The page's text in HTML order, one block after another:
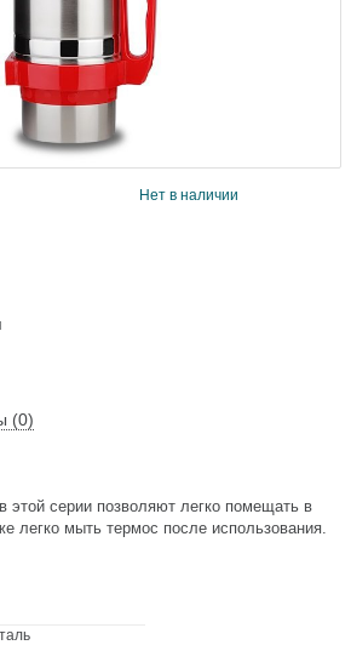
Нет в наличии
(0)
этой серии позволяют легко помещать в
легко мыть термос после использования.